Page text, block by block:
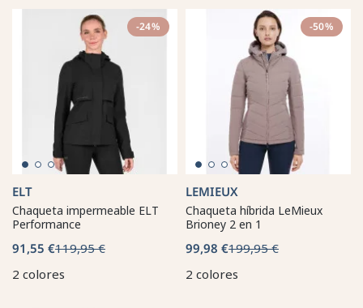
-24%
ELT
Chaqueta impermeable ELT
Performance
91,55 €119,95 €
2 colores
-50%
LEMIEUX
Chaqueta híbrida LeMieux
Brioney 2 en 1
99,98 €199,95 €
2 colores